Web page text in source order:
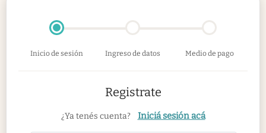
Inicio de sesión Ingreso de datos Medio de pago
Registrate
¿Ya tenés cuenta? Iniciá sesión acá